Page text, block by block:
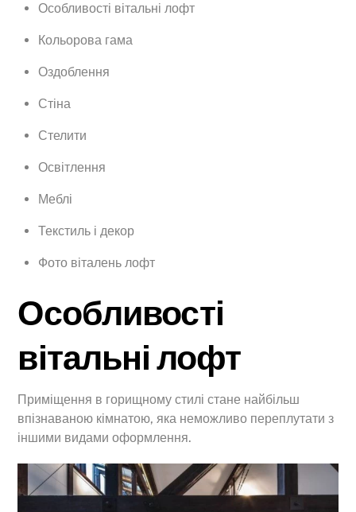
Особливості вітальні лофт
Кольорова гама
Оздоблення
Стіна
Стелити
Освітлення
Меблі
Текстиль і декор
Фото віталень лофт
Особливості
вітальні лофт
Приміщення в горищному стилі стане найбільш
впізнаваною кімнатою, яка неможливо переплутати з
іншими видами оформлення.